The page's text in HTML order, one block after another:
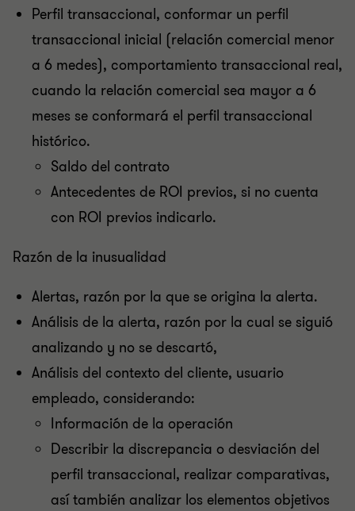
Perfil transaccional, conformar un perfil
transaccional inicial (relación comercial menor
a 6 medes), comportamiento transaccional real,
cuando la relación comercial sea mayor a 6
meses se conformará el perfil transaccional
histórico.
Saldo del contrato
Antecedentes de ROI previos, si no cuenta
con ROI previos indicarlo.
Razón de la inusualidad
Alertas, razón por la que se origina la alerta.
Análisis de la alerta, razón por la cual se siguió
analizando y no se descartó,
Análisis del contexto del cliente, usuario
empleado, considerando:
Información de la operación
Describir la discrepancia o desviación del
perfil transaccional, realizar comparativas,
así también analizar los elementos objetivos